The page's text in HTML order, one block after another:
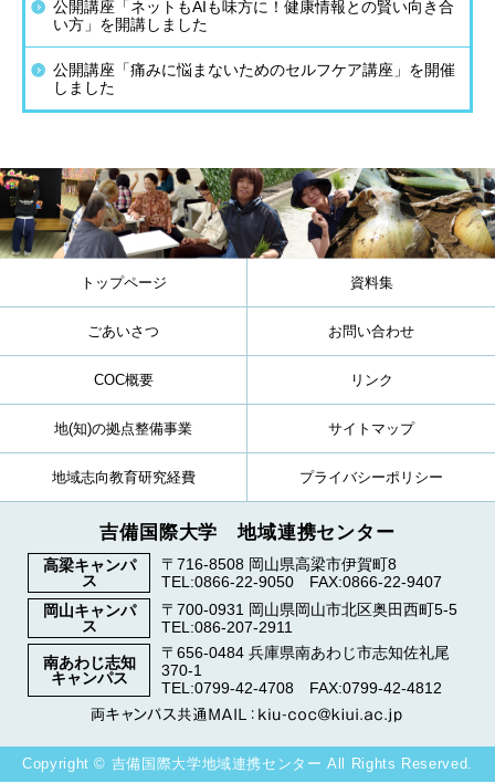
公開講座「ネットもAIも味方に！健康情報との賢い向き合
い方」を開講しました
公開講座「痛みに悩まないためのセルフケア講座」を開催
しました
トップページ
ごあいさつ
COC概要
地(知)の拠点整備事業
地域志向教育研究経費
資料集
お問い合わせ
リンク
サイトマップ
プライバシーポリシー
吉備国際大学 地域連携センター
高梁キャンパ
ス
〒716-8508 岡山県高梁市伊賀町8
TEL:0866-22-9050 FAX:0866-22-9407
岡山キャンパ
ス
〒700-0931 岡山県岡山市北区奥田西町5-5
TEL:086-207-2911
南あわじ志知
キャンパス
〒656-0484 兵庫県南あわじ市志知佐礼尾
370-1
TEL:0799-42-4708 FAX:0799-42-4812
Copyright © 吉備国際大学地域連携センター All Rights Reserved.